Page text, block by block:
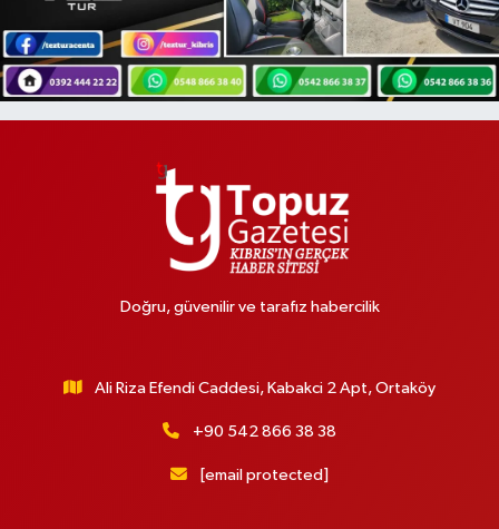
Doğru, güvenilir ve tarafız habercilik
Ali Riza Efendi Caddesi, Kabakci 2 Apt, Ortaköy
+90 542 866 38 38
[email protected]